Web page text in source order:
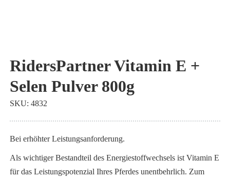
Anfang
der
Bildgalerie
springen
RidersPartner Vitamin E +
Selen Pulver 800g
Bei erhöhter Leistungsanforderung.
Als wichtiger Bestandteil des Energiestoffwechsels ist Vitamin E
für das Leistungspotenzial Ihres Pferdes unentbehrlich. Zum
SKU 4832